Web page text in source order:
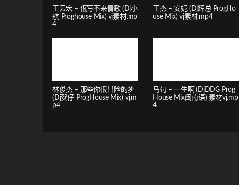
王云宏 – 佤写不来情歌 (Dj小
航 Proghouse Mix) vj素材.mp
4
王杰 – 安妮 (Dj辉总 ProgHo
use Mix) vj素材.mp4
林俊杰 – 那些你很冒险的梦
(Dj贺仔 ProgHouse Mix) vj.m
p4
马句 – 一生啊 (DjDDG Prog
House Mix闽南语) 素材vj.mp
4